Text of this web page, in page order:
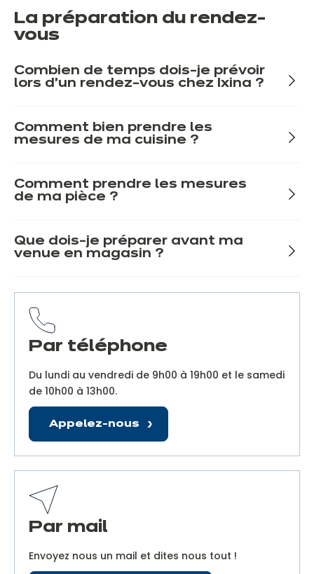
La préparation du rendez-
vous
Combien de temps dois-je prévoir
lors d'un rendez-vous chez Ixina ?
Comment bien prendre les
mesures de ma cuisine ?
Comment prendre les mesures
de ma pièce ?
Que dois-je préparer avant ma
venue en magasin ?
Par téléphone
Du lundi au vendredi de 9h00 à 19h00 et le samedi
de 10h00 à 13h00.
Appelez-nous
Par mail
Envoyez nous un mail et dites nous tout !